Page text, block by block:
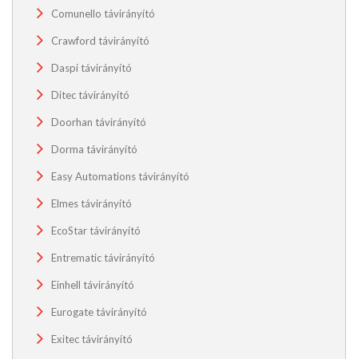
Comunello távirányító
Crawford távirányító
Daspi távirányító
Ditec távirányító
Doorhan távirányító
Dorma távirányító
Easy Automations távirányító
Elmes távirányító
EcoStar távirányító
Entrematic távirányító
Einhell távirányító
Eurogate távirányító
Exitec távirányító